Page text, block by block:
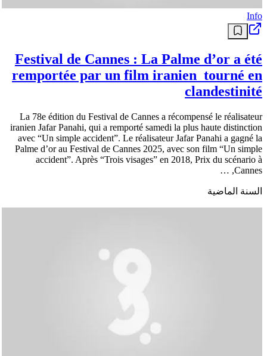
Info
Festival de Cannes : La Palme d’or a été
remportée par un film iranien tourné en
clandestinité
La 78e édition du Festival de Cannes a récompensé le réalisateur
iranien Jafar Panahi, qui a remporté samedi la plus haute distinction
avec “Un simple accident”. Le réalisateur Jafar Panahi a gagné la
Palme d’or au Festival de Cannes 2025, avec son film “Un simple
accident”. Après “Trois visages” en 2018, Prix du scénario à
Cannes, …
السنة الماضية